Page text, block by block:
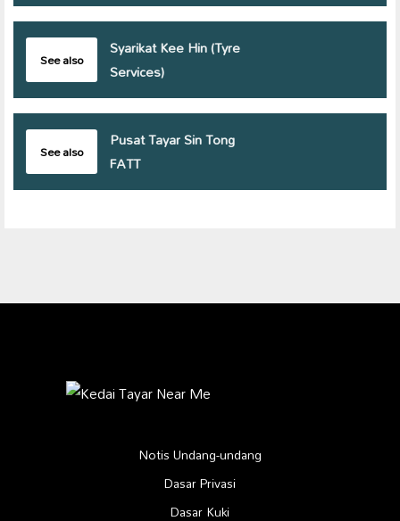
See also
Syarikat Kee Hin (Tyre
Services)
See also
Pusat Tayar Sin Tong
FATT
Notis Undang-undang
Dasar Privasi
Dasar Kuki